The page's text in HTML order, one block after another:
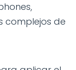
complejos de